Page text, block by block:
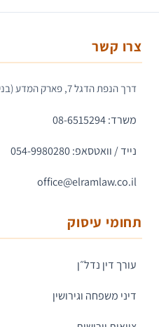
צרו קשר
דרך הנפת הדגל 7, פארק המדע (בניין C, קומה 4), נס ציונה
משרד: 08-6515294
נייד / וואטסאפ: 054-9980280
office@elramlaw.co.il
תחומי עיסוק
עורך דין נדל״ן
דיני משפחה וגירושין